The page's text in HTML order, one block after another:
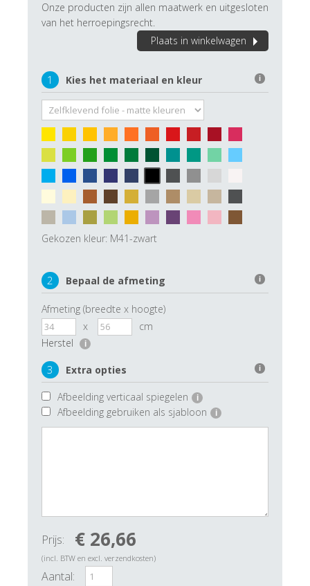
Onze producten zijn allen maatwerk en uitgesloten
van het herroepingsrecht.
Plaats in winkelwagen
1 Kies het materiaal en kleur i
Gekozen kleur: M41-zwart
2 Bepaal de afmeting i
Afmeting (breedte x hoogte)
x
cm
Herstel
i
3 Extra opties i
Afbeelding verticaal spiegelen i
Afbeelding gebruiken als sjabloon i
Prijs: € 26,66
(incl. BTW en excl. verzendkosten)
Aantal: